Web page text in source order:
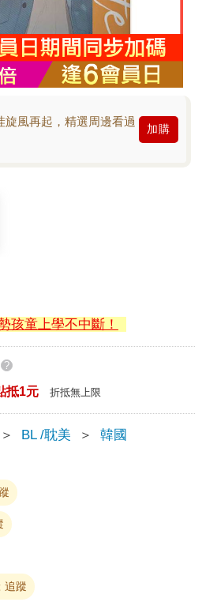
風再起，精選周邊看過
加購
孩童上學不中斷！
?
抵1元 折抵無上限
＞ BL /耽美 ＞ 韓國
追蹤